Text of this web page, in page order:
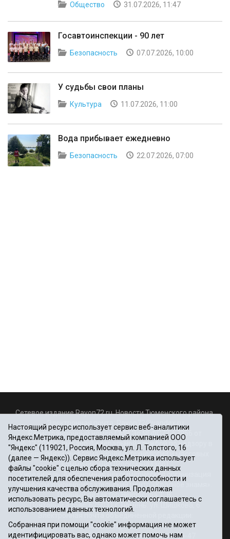
Общество 31.07.2026, 11:47
Госавтоинспекции - 90 лет
Безопасность 07.07.2026, 10:00
У судьбы свои планы
Культура 11.07.2026, 11:00
Вода прибывает ежедневно
Безопасность 22.07.2026, 07:00
Сетевое издание Rayon72.ru. Новости Тюменского района.
Rayon72@yandex.ru
Регистрационный номер СМИ Эл № ФС77-67956 от
06.12.2016г., выдано Федеральной службой по надзору в
сфере связи, информационных технологий и массовых
коммуникаций (Роскомнадзор)
Учредитель: Автономная некоммерческая организация
«Информационно-издательский центр «Красное знамя».
Главный редактор Некрасова Т. В.
Почтовый адрес: 625031 г.Тюмень. ул. Шишкова, 6
Электронная почта объединенной редакции:
krasnoeznam@rambler.ru
Телефоны 8 (3452) 34-80-60, 69-56-73, 69-56-47
Настоящий ресурс использует сервис веб-аналитики
Яндекс.Метрика, предоставляемый компанией ООО
"Яндекс" (119021, Россия, Москва, ул. Л. Толстого, 16
(далее — Яндекс)). Сервис Яндекс.Метрика использует
файлы "cookie" с целью сбора технических данных
посетителей для обеспечения работоспособности и
улучшения качества обслуживания. Продолжая
использовать ресурс, Вы автоматически соглашаетесь с
использованием данных технологий.
Собранная при помощи "cookie" информация не может
идентифицировать вас, однако может помочь нам